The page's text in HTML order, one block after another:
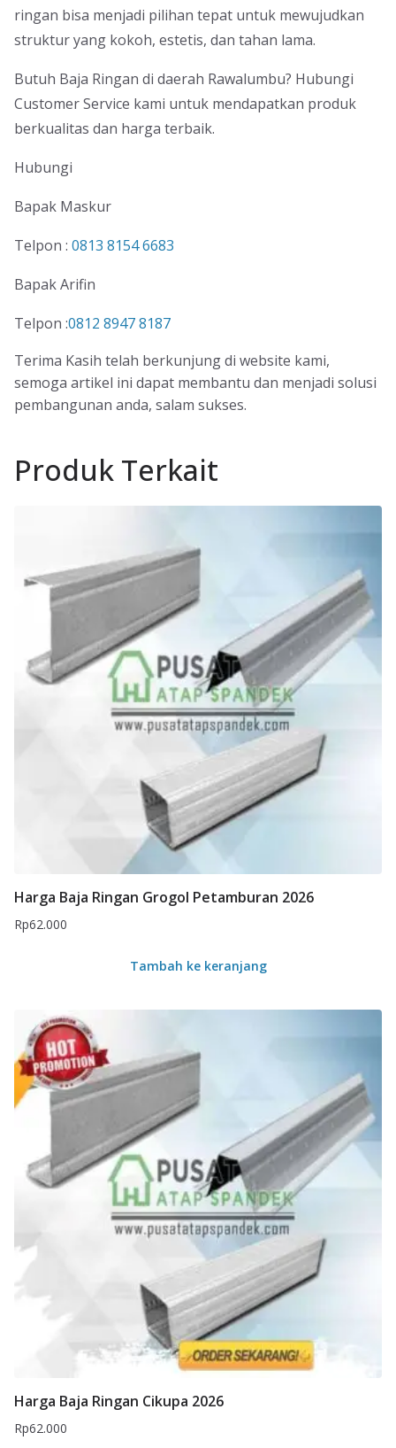
ringan bisa menjadi pilihan tepat untuk mewujudkan
struktur yang kokoh, estetis, dan tahan lama.
Butuh Baja Ringan di daerah Rawalumbu? Hubungi
Customer Service kami untuk mendapatkan produk
berkualitas dan harga terbaik.
Hubungi
Bapak Maskur
Telpon : 0813 8154 6683
Bapak Arifin
Telpon :0812 8947 8187
Terima Kasih telah berkunjung di website kami,
semoga artikel ini dapat membantu dan menjadi solusi
pembangunan anda, salam sukses.
Produk Terkait
Harga Baja Ringan Grogol Petamburan 2026
Rp62.000
Tambah ke keranjang
Harga Baja Ringan Cikupa 2026
Rp62.000